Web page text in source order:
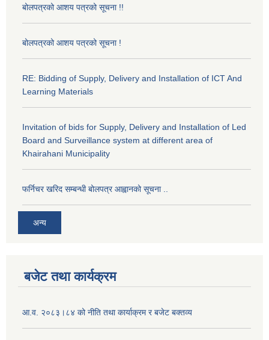
बोलपत्रको आशय पत्रको सूचना !!
बोलपत्रको आशय पत्रको सूचना !
RE: Bidding of Supply, Delivery and Installation of ICT And
Learning Materials
Invitation of bids for Supply, Delivery and Installation of Led
Board and Surveillance system at different area of
Khairahani Municipality
फर्निचर खरिद सम्बन्धी बोलपत्र आह्वानको सूचना ..
अन्य
बजेट तथा कार्यक्रम
आ.व. २०८३।८४ को नीति तथा कार्याक्रम र बजेट बक्तव्य